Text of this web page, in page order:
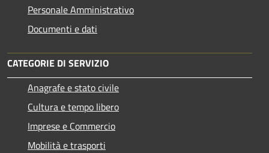
Personale Amministrativo
Documenti e dati
CATEGORIE DI SERVIZIO
Anagrafe e stato civile
Cultura e tempo libero
Imprese e Commercio
Mobilità e trasporti